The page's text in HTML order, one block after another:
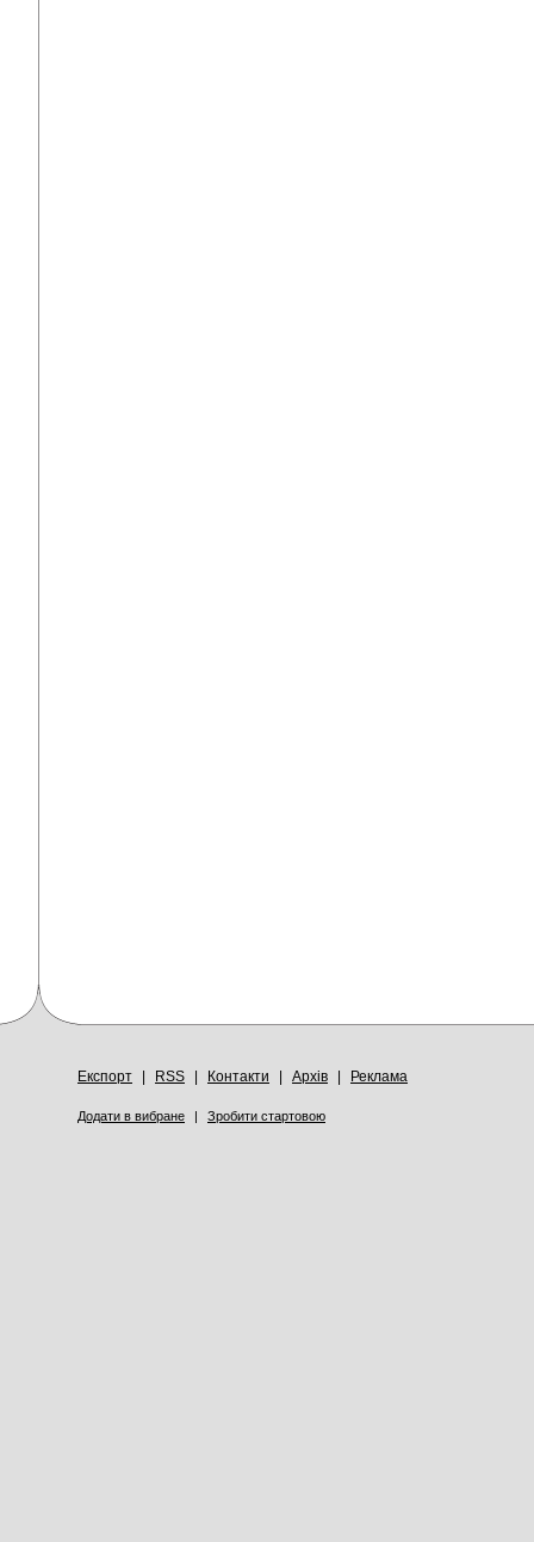
Експорт RSS Контакти Архів Реклама
Додати в вибране | Зробити стартовою